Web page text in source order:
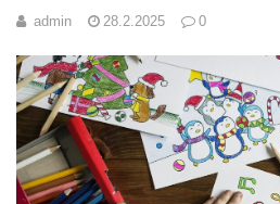
admin 28.2.2025 0